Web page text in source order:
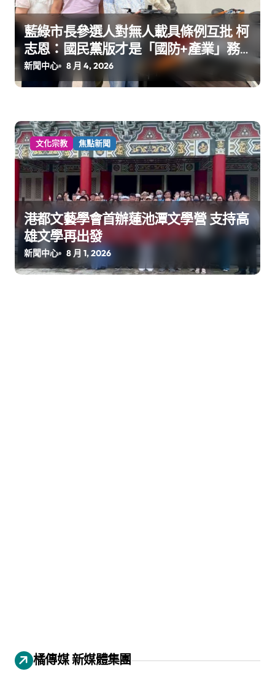
藍綠市長參選人對無人載具條例互批 柯
志恩：國民黨版才是「國防+產業」務
實版
新聞中心 8 月 4, 2026
文化宗教 焦點新聞
港都文藝學會首辦蓮池潭文學營 支持高
雄文學再出發
新聞中心 8 月 1, 2026
橘傳媒 新媒體集團